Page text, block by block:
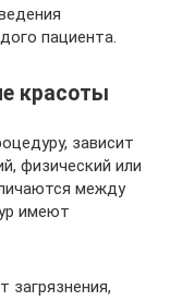
пациента.
красоты
зависит
физический или
между
имеют
загрязнения,